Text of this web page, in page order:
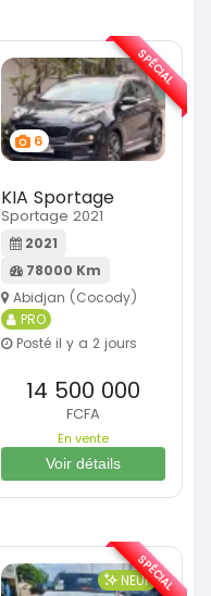
6
KIA Sportage
Sportage 2021
2021
78000 Km
Abidjan (Cocody)
PRO
Posté il y a 2 jours
14 500 000
FCFA
En vente
Voir détails
SPÉCIAL
NEUFSPÉCIAL